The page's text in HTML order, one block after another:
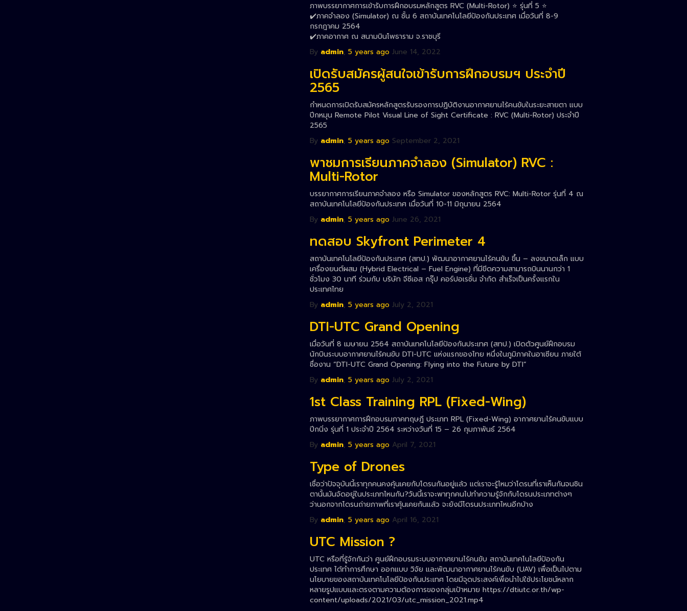
ภาพบรรยากาศการเข้ารับการฝึกอบรมหลักสูตร RVC (Multi-Rotor) ⭐️ รุ่นที่ 5 ⭐️
✔️ภาคจำลอง (Simulator) ณ ชั้น 6 สถาบันเทคโนโลยีป้องกันประเทศ เมื่อวันที่ 8-9
กรกฎาคม 2564
✔️ภาคอากาศ ณ สนามบินโพธาราม จ.ราชบุรี
By admin, 5 years ago June 14, 2022
เปิดรับสมัครผู้สนใจเข้ารับการฝึกอบรมฯ ประจำปี
2565
กำหนดการเปิดรับสมัครหลักสูตรรับรองการปฏิบัติงานอากาศยานไร้คนขับในระยะสายตา แบบ
ปีกหมุน Remote Pilot Visual Line of Sight Certificate : RVC (Multi-Rotor) ประจำปี
2565
By admin, 5 years ago September 2, 2021
พาชมการเรียนภาคจำลอง (Simulator) RVC :
Multi-Rotor
บรรยากาศการเรียนภาคจำลอง หรือ Simulator ของหลักสูตร RVC: Multi-Rotor รุ่นที่ 4 ณ
สถาบันเทคโนโลยีป้องกันประเทศ เมื่อวันที่ 10-11 มิถุนายน 2564
By admin, 5 years ago June 26, 2021
ทดสอบ Skyfront Perimeter 4
สถาบันเทคโนโลยีป้องกันประเทศ (สทป.) พัฒนาอากาศยานไร้คนขับ ขึ้น – ลงขนาดเล็ก แบบ
เครื่องยนต์ผสม (Hybrid Electrical – Fuel Engine) ที่มีขีดความสามารถบินนานกว่า 1
ชั่วโมง 30 นาที ร่วมกับ บริษัท จีซีเอส กรุ๊ป คอร์ปอเรชั่น จำกัด สำเร็จเป็นครั้งแรกใน
ประเทศไทย
By admin, 5 years ago July 2, 2021
DTI-UTC Grand Opening
เมื่อวันที่ 8 เมษายน 2564 สถาบันเทคโนโลยีป้องกันประเทศ (สทป.) เปิดตัวศูนย์ฝึกอบรม
นักบินระบบอากาศยานไร้คนขับ DTI-UTC แห่งแรกของไทย หนึ่งในภูมิภาคในอาเซียน ภายใต้
ชื่องาน “DTI-UTC Grand Opening: Flying into the Future by DTI”
By admin, 5 years ago July 2, 2021
1st Class Training RPL (Fixed-Wing)
ภาพบรรยากาศการฝึกอบรมภาคทฤษฎี ประเภท RPL (Fixed-Wing) อากาศยานไร้คนขับแบบ
ปีกนิ่ง รุ่นที่ 1 ประจำปี 2564 ระหว่างวันที่ 15 – 26 กุมภาพันธ์ 2564
By admin, 5 years ago April 7, 2021
Type of Drones
เชื่อว่าปัจจุบันนี้เราทุกคนคงคุ้นเคยกับโดรนกันอยู่แล้ว แต่เราจะรู้ไหมว่าโดรนที่เราเห็นกันจนชิน
ตานั้นมันจัดอยู่ในประเภทไหนกัน?วันนี้เราจะพาทุกคนไปทำความรู้จักกับโดรนประเภทต่างๆ
ว่านอกจากโดรนถ่ายภาพที่เราคุ้นเคยกันแล้ว จะยังมีโดรนประเภทไหนอีกบ้าง
By admin, 5 years ago April 16, 2021
UTC Mission ?
UTC หรือที่รู้จักกันว่า ศูนย์ฝึกอบรมระบบอากาศยานไร้คนขับ สถาบันเทคโนโลยีป้องกัน
ประเทศ ได้ทำการศึกษา ออกแบบ วิจัย และพัฒนาอากาศยานไร้คนขับ (UAV) เพื่อเป็นไปตาม
นโยบายของสถาบันเทคโนโลยีป้องกันประเทศ โดยมีจุดประสงค์เพื่อนำไปใช้ประโยชน์หลาก
หลายรูปแบบและตรงตามความต้องการของกลุ่มเป้าหมาย https://dtiutc.or.th/wp-
content/uploads/2021/03/utc_mission_2021.mp4